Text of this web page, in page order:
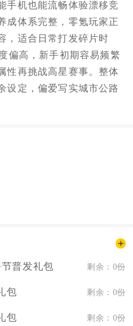
手机也能流畅体验漂移竞
成体系完整，零氪玩家正
，适合日常打发碎片时
偏高，新手初期容易频繁
性再挑战高星赛事。整体
设定，偏爱写实城市公路
节普发礼包 剩余：0份
包 剩余：0份
包 剩余：0份